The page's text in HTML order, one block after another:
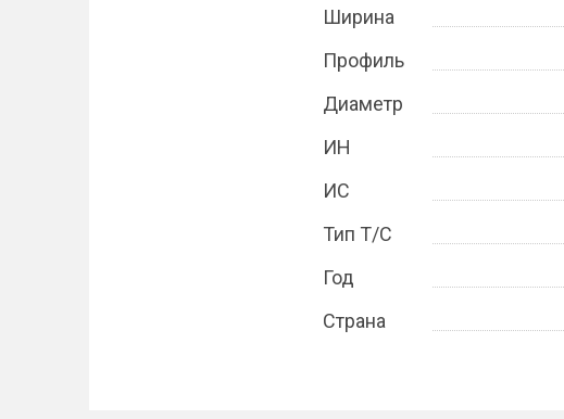
Ширина
Профиль
Диаметр
ИН
ИС
Тип Т/С
Год
Страна